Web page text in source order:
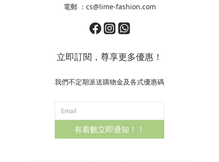
電郵 ：cs@lime-fashion.com
立即訂閱，尊享更多優惠！
我們不定期派送購物金及各式優惠碼
有着數立即通知！！